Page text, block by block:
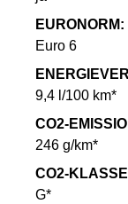
EURONORM:
Euro 6
9,4 l/100 km*
CO2-
246 g/km*
CO2-
G*